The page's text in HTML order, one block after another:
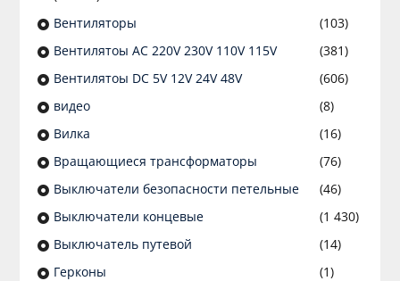
Вентиляторы
(103)
Вентилятоы AC 220V 230V 110V 115V
(381)
Вентилятоы DC 5V 12V 24V 48V
(606)
видео
(8)
Вилка
(16)
Вращающиеся трансформаторы
(76)
Выключатели безопасности петельные
(46)
Выключатели концевые
(1 430)
Выключатель путевой
(14)
Герконы
(1)